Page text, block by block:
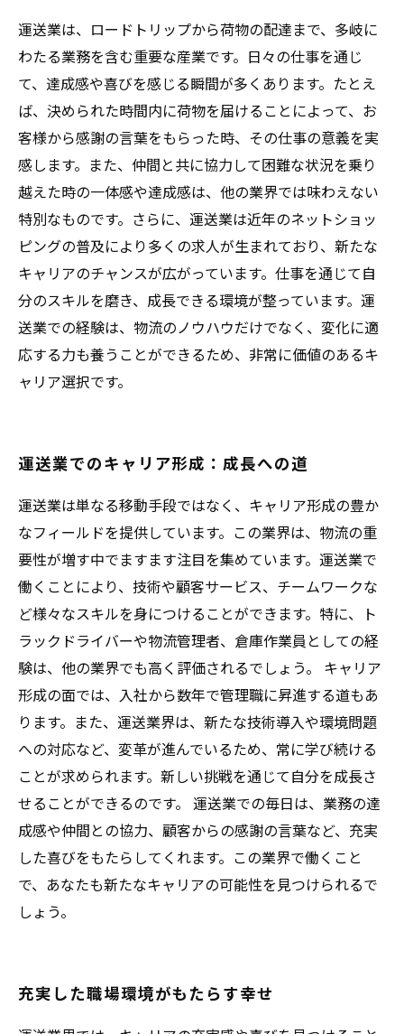
運送業は、ロードトリップから荷物の配達まで、多岐に
わたる業務を含む重要な産業です。日々の仕事を通じ
て、達成感や喜びを感じる瞬間が多くあります。たとえ
ば、決められた時間内に荷物を届けることによって、お
客様から感謝の言葉をもらった時、その仕事の意義を実
感します。また、仲間と共に協力して困難な状況を乗り
越えた時の一体感や達成感は、他の業界では味わえない
特別なものです。さらに、運送業は近年のネットショッ
ピングの普及により多くの求人が生まれており、新たな
キャリアのチャンスが広がっています。仕事を通じて自
分のスキルを磨き、成長できる環境が整っています。運
送業での経験は、物流のノウハウだけでなく、変化に適
応する力も養うことができるため、非常に価値のあるキ
ャリア選択です。
運送業でのキャリア形成：成長への道
運送業は単なる移動手段ではなく、キャリア形成の豊か
なフィールドを提供しています。この業界は、物流の重
要性が増す中でますます注目を集めています。運送業で
働くことにより、技術や顧客サービス、チームワークな
ど様々なスキルを身につけることができます。特に、ト
ラックドライバーや物流管理者、倉庫作業員としての経
験は、他の業界でも高く評価されるでしょう。 キャリア
形成の面では、入社から数年で管理職に昇進する道もあ
ります。また、運送業界は、新たな技術導入や環境問題
への対応など、変革が進んでいるため、常に学び続ける
ことが求められます。新しい挑戦を通じて自分を成長さ
せることができるのです。 運送業での毎日は、業務の達
成感や仲間との協力、顧客からの感謝の言葉など、充実
した喜びをもたらしてくれます。この業界で働くこと
で、あなたも新たなキャリアの可能性を見つけられるで
しょう。
充実した職場環境がもたらす幸せ